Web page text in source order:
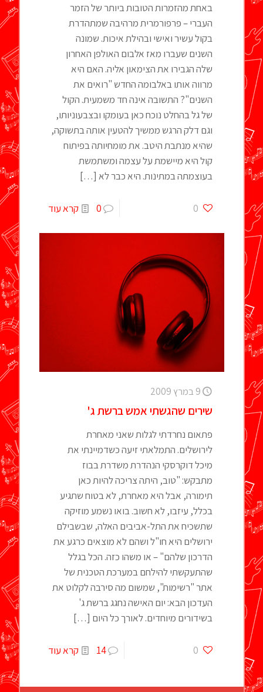
באחת מהזמרות הטובות ביותר של הזמר
העברי – פרפורמרית מרהיבה שמתהדרת
בקול עשיר ואישי ובהילת איכות. שמונה
השנים שעברו מאז אלבום האולפן האחרון
שלה הגבירו את הצימאון אליה. האם היא
מרווה אותו באלבומה החדש "רואים את
השנים"? התשובה אינה חד משמעית. הקול
של גל בהחלט נוכח כאן בעומקו ובצבעוניותו,
וגם דלק הרגש ממשיך להטעין אותה בתשוקה,
שהיא מנתבת היטב. את מומחיותה בפיתוח
קול היא מיישמת על עצמה ומשתמשת
בעוצמתה במתינות. היא כבר לא […]
0
0 קרא עוד
9 במרץ 2009
שירים שהגשתי אמש ברשת ג'
פתאום נחרדתי לגלות שאני מאחרת
לירושלים. התמלאתי זיעה כשדמיינתי את
מיכל דוקרסקי הנהדרת משדרת בבוז
מתבקש: "טוב, היתה צריכה להיות כאן
תימורה, אבל היא מאחרת, לא בטוח שתגיע
בכלל, עיזבו, לא חשוב. בואו נשמע מוזיקה
שתשכיח את התל-אביבים האלה, שבשבילם
ירושלים היא חו"ל ושהם לא מוצאים כרגע את
הדרכון שלהם" – או משהו כזה. הכל בגלל
שהתעקשתי להילחם במערכת הטכנית של
אתר "רשימות", שמשום מה סירבה לקלוט את
העדכון הבא: יום האישה נחגג ברשת ג'
בשידורים מיוחדים. לאורך כל היום […]
0
14 קרא עוד